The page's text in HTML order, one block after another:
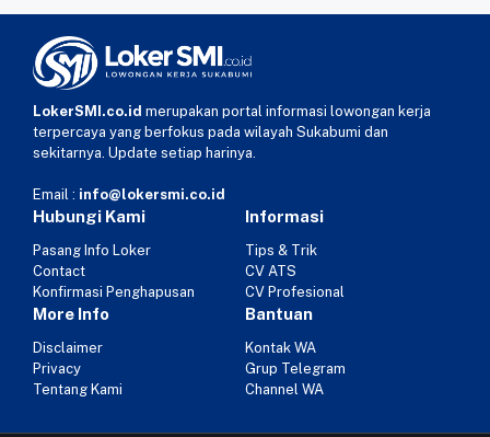
LokerSMI.co.id merupakan portal informasi lowongan kerja
terpercaya yang berfokus pada wilayah Sukabumi dan
sekitarnya. Update setiap harinya.
Email : info@lokersmi.co.id
Hubungi Kami
Pasang Info Loker
Contact
Konfirmasi Penghapusan
Informasi
Tips & Trik
CV ATS
CV Profesional
More Info
Disclaimer
Privacy
Tentang Kami
Bantuan
Kontak WA
Grup Telegram
Channel WA